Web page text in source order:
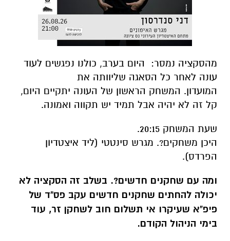
מהסקציה נמסר: היום בערב, כולנו נפגשים לעוד
עונה לאחר כל הסאגה שליוותה את
המועדון. המשחק הראשון של העונה יתקיים היום,
קל זה לא יהיה אבל תמיד יש תקווה ואמונה.
שעת המשחק 20:15.
היכן משחקים?. מגרש סינטטי (ליד איצטדיון
הפרדס).
ומה עם שחקנים חדשים?. בשלב זה הסקציה לא
יכולה להחתים שחקנים חדשים עקב פס"ד של
פיפ"א שעיקרו אי תשלום חוב לשחקן זר, עוד
בימי הניהול הקודם.